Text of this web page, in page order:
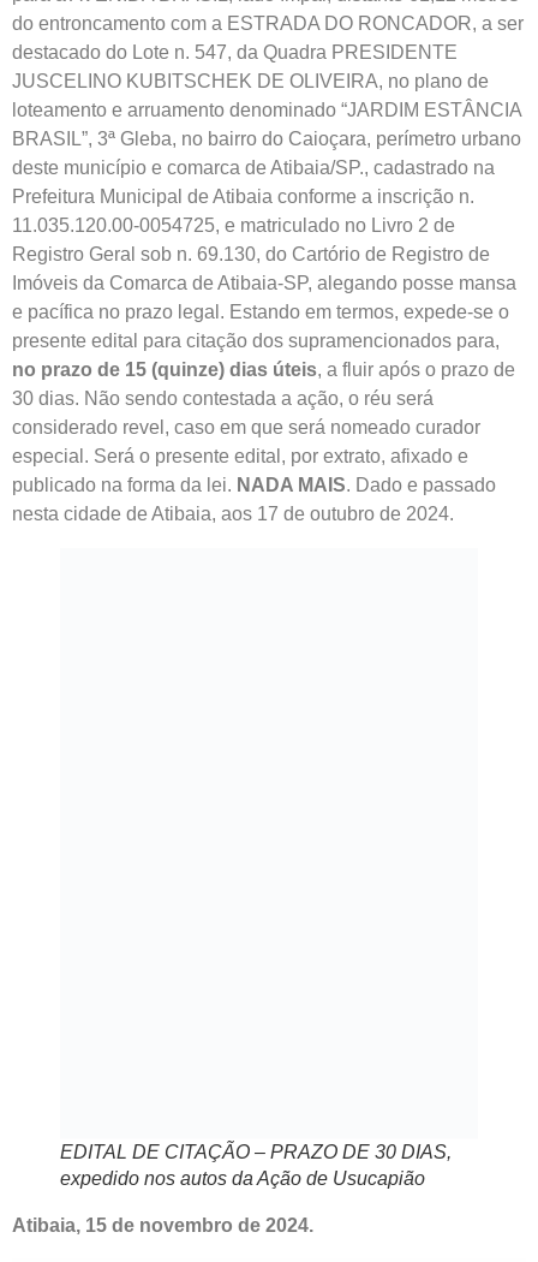
do entroncamento com a ESTRADA DO RONCADOR, a ser
destacado do Lote n. 547, da Quadra PRESIDENTE
JUSCELINO KUBITSCHEK DE OLIVEIRA, no plano de
loteamento e arruamento denominado “JARDIM ESTÂNCIA
BRASIL”, 3ª Gleba, no bairro do Caioçara, perímetro urbano
deste município e comarca de Atibaia/SP., cadastrado na
Prefeitura Municipal de Atibaia conforme a inscrição n.
11.035.120.00-0054725, e matriculado no Livro 2 de
Registro Geral sob n. 69.130, do Cartório de Registro de
Imóveis da Comarca de Atibaia-SP, alegando posse mansa
e pacífica no prazo legal. Estando em termos, expede-se o
presente edital para citação dos supramencionados para,
no prazo de 15 (quinze) dias úteis, a fluir após o prazo de
30 dias. Não sendo contestada a ação, o réu será
considerado revel, caso em que será nomeado curador
especial. Será o presente edital, por extrato, afixado e
publicado na forma da lei. NADA MAIS. Dado e passado
nesta cidade de Atibaia, aos 17 de outubro de 2024.
EDITAL DE CITAÇÃO – PRAZO DE 30 DIAS,
expedido nos autos da Ação de Usucapião
Atibaia, 15 de novembro de 2024.